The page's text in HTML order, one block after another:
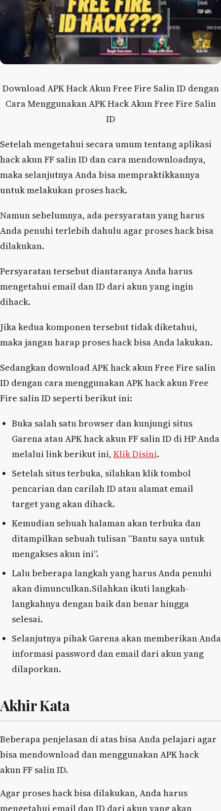
Download APK Hack Akun Free Fire Salin ID dengan
Cara Menggunakan APK Hack Akun Free Fire Salin
ID
Setelah mengetahui secara umum tentang aplikasi
hack akun FF salin ID dan cara mendownloadnya,
maka selanjutnya Anda bisa mempraktikkannya
untuk melakukan proses hack.
Namun sebelumnya, ada persyaratan yang harus
Anda penuhi terlebih dahulu agar proses hack bisa
dilakukan.
Persyaratan tersebut diantaranya Anda harus
mengetahui email dan ID dari akun yang ingin
dihack.
Jika kedua komponen tersebut tidak diketahui,
maka jangan harap proses hack bisa Anda lakukan.
Sedangkan download APK hack akun Free Fire salin
ID dengan cara menggunakan APK hack akun Free
Fire salin ID seperti berikut ini:
Buka salah satu browser dan kunjungi situs
Garena atau APK hack akun FF salin ID di HP Anda
melalui link berikut ini, Klik Disini.
Setelah situs terbuka, silahkan klik tombol
pencarian dan carilah ID atau alamat email
target yang akan dihack.
Kemudian sebuah halaman akan terbuka dan
ditampilkan sebuah tulisan “Bantu saya untuk
mengakses akun ini”.
Lalu beberapa langkah yang harus Anda penuhi
akan dimunculkan.Silahkan ikuti langkah-
langkahnya dengan baik dan benar hingga
selesai.
Selanjutnya pihak Garena akan memberikan Anda
informasi password dan email dari akun yang
dilaporkan.
Akhir Kata
Beberapa penjelasan di atas bisa Anda pelajari agar
bisa mendownload dan menggunakan APK hack
akun FF salin ID.
Agar proses hack bisa dilakukan, Anda harus
mengetahui email dan ID dari akun yang akan